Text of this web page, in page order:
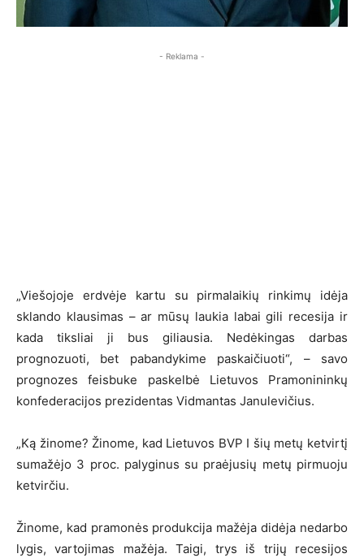
- Reklama -
„Viešojoje erdvėje kartu su pirmalaikių rinkimų idėja
sklando klausimas – ar mūsų laukia labai gili recesija ir
kada tiksliai ji bus giliausia. Nedėkingas darbas
prognozuoti, bet pabandykime paskaičiuoti“, – savo
prognozes feisbuke paskelbė Lietuvos Pramonininkų
konfederacijos prezidentas Vidmantas Janulevičius.
„Ką žinome? Žinome, kad Lietuvos BVP I šių metų ketvirtį
sumažėjo 3 proc. palyginus su praėjusių metų pirmuoju
ketvirčiu.
Žinome, kad pramonės produkcija mažėja didėja nedarbo
lygis, vartojimas mažėja. Taigi, trys iš trijų recesijos